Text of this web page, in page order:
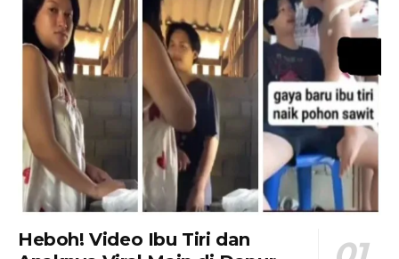
Heboh! Video Ibu Tiri dan